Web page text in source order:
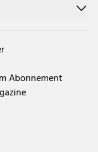
Abonnement